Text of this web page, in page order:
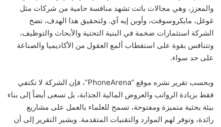
والمعزز، وهي مجالات باتت تشهد منافسة حامية من شركات مثل
غوغل، مايكروسوفت، وأوبن إيه آي. ولتحقيق هذا الهدف، تضخ
الشركة استثمارات ضخمة في البنية التحتية والأبحاث والتوظيف،
وتتنافس بقوة على استقطاب ألمع العقول من الأكاديميا والصناعة
على حد سواء.
وبحسب تقرير نشره موقع “PhoneArena”، فإن الشركة لا تكتفي
فقط بزيادة الرواتب والعروض المالية الجذابة، بل تسعى أيضاً إلى بناء
بيئة بحثية متميزة ومفتوحة، تسمح للعلماء بالعمل على مشاريع
رائدة، وتوفر لهم الموارد والتقنيات المتقدمة. ويشير التقرير إلى أن